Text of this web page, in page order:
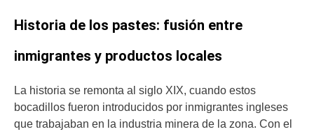
Historia de los pastes: fusión entre
inmigrantes y productos locales
La historia se remonta al siglo XIX, cuando estos
bocadillos fueron introducidos por inmigrantes ingleses
que trabajaban en la industria minera de la zona. Con el